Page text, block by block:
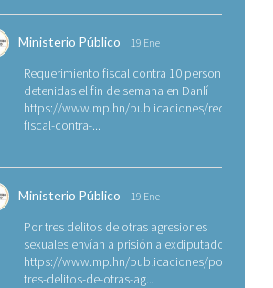
Ministerio Público 19 Ene
Requerimiento fiscal contra 10 personas
detenidas el fin de semana en Danlí
https://www.mp.hn/publicaciones/
fiscal-contra-...
Ministerio Público 19 Ene
Por tres delitos de otras agresiones
sexuales envían a prisión a exdiputado
https://www.mp.hn/publicaciones/por-
tres-delitos-de-otras-ag...